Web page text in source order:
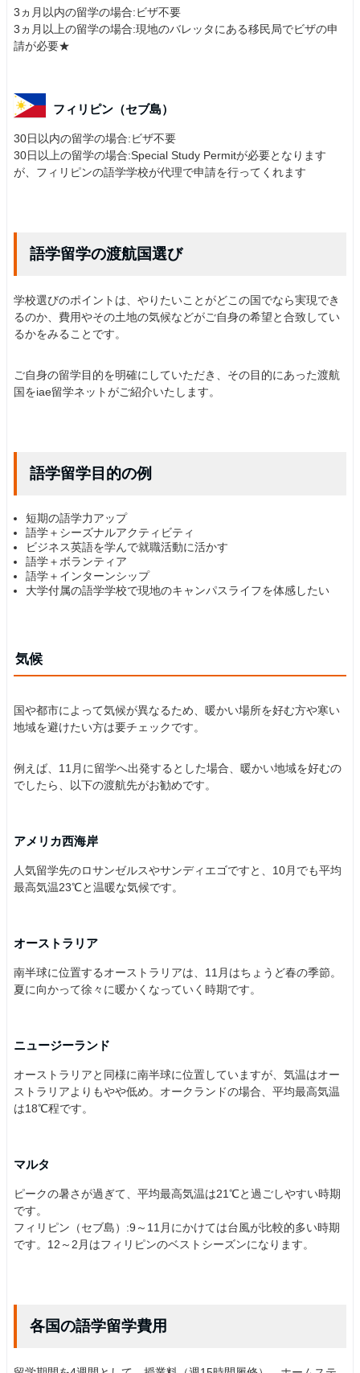
3ヵ月以内の留学の場合:ビザ不要
3ヵ月以上の留学の場合:現地のバレッタにある移民局でビザの申
請が必要★
フィリピン（セブ島）
30日以内の留学の場合:ビザ不要
30日以上の留学の場合:Special Study Permitが必要となります
が、フィリピンの語学学校が代理で申請を行ってくれます
語学留学の渡航国選び
学校選びのポイントは、やりたいことがどこの国でなら実現でき
るのか、費用やその土地の気候などがご自身の希望と合致してい
るかをみることです。
ご自身の留学目的を明確にしていただき、その目的にあった渡航
国をiae留学ネットがご紹介いたします。
語学留学目的の例
短期の語学力アップ
語学＋シーズナルアクティビティ
ビジネス英語を学んで就職活動に活かす
語学＋ボランティア
語学＋インターンシップ
大学付属の語学学校で現地のキャンパスライフを体感したい
気候
国や都市によって気候が異なるため、暖かい場所を好む方や寒い
地域を避けたい方は要チェックです。
例えば、11月に留学へ出発するとした場合、暖かい地域を好むの
でしたら、以下の渡航先がお勧めです。
アメリカ西海岸
人気留学先のロサンゼルスやサンディエゴですと、10月でも平均
最高気温23℃と温暖な気候です。
オーストラリア
南半球に位置するオーストラリアは、11月はちょうど春の季節。
夏に向かって徐々に暖かくなっていく時期です。
ニュージーランド
オーストラリアと同様に南半球に位置していますが、気温はオー
ストラリアよりもやや低め。オークランドの場合、平均最高気温
は18℃程です。
マルタ
ピークの暑さが過ぎて、平均最高気温は21℃と過ごしやすい時期
です。
フィリピン（セブ島）:9～11月にかけては台風が比較的多い時期
です。12～2月はフィリピンのベストシーズンになります。
各国の語学留学費用